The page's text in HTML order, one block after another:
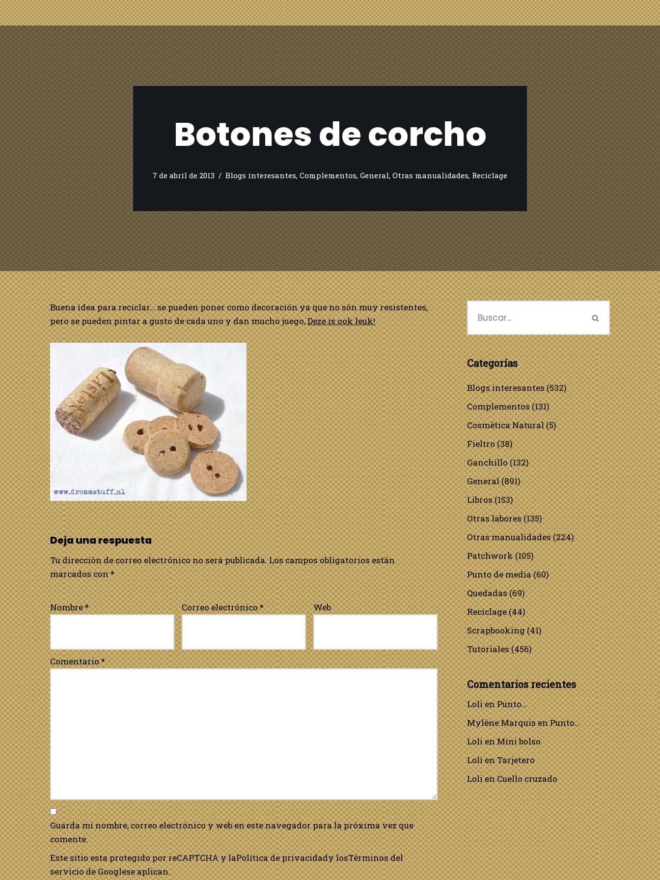
Botones de corcho
7 de abril de 2013 Blogs interesantes, Complementos, General, Otras manualidades, Reciclage
Buena idea para reciclar… se pueden poner como decoración ya que no són muy resistentes,
pero se pueden pintar a gusto de cada uno y dan mucho juego,Deze is ook leuk!
Deja una respuesta
Tu dirección de correo electrónico no será publicada. Los campos obligatorios están
marcados con*
Nombre* Correo electrónico* Web
Comentario*
Guarda mi nombre, correo electrónico y web en este navegador para la próxima vez que
comente.
Este sitio esta protegido por reCAPTCHA y laPolítica de privacidady losTérminos del
servicio de Googlese aplican.
Categorías
Blogs interesantes(532)
Complementos(131)
Cosmética Natural(5)
Fieltro(38)
Ganchillo(132)
General(891)
Libros(153)
Otras labores(135)
Otras manualidades(224)
Patchwork(105)
Punto de media(60)
Quedadas(69)
Reciclage(44)
Scrapbooking(41)
Tutoriales(456)
Comentarios recientes
LolienPunto…
Mylène MarquisenPunto…
LolienMini bolso
LolienTarjetero
LolienCuello cruzado